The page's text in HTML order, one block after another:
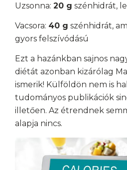
Uzsonna: 20 g szénhidrát,
Vacsora: 40 g szénhidrát,
gyors felszívódású
Ezt a hazánkban sajnos
diétát azonban kizárólag
ismerik! Külföldön nem is
tudományos publikációk
illetően. Az étrendnek
alapja nincs.